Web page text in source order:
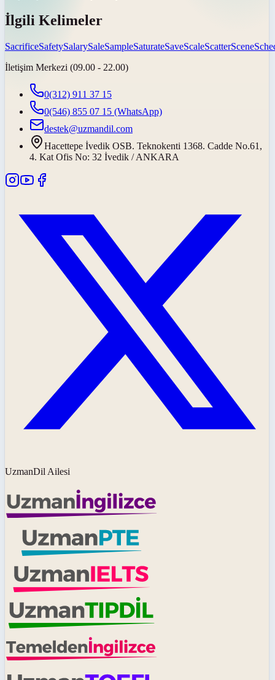
İlgili Kelimeler
SacrificeSafetySalarySaleSampleSaturateSaveScaleScatterScene
İletişim Merkezi (09.00 - 22.00)
0(312) 911 37 15
0(546) 855 07 15 (WhatsApp)
destek@uzmandil.com
Hacettepe İvedik OSB. Teknokenti 1368. Cadde No.61,
4. Kat Ofis No: 32 İvedik / ANKARA
UzmanDil Ailesi